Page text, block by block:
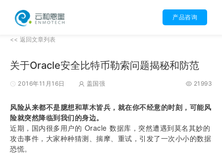
产品咨询
<< 返回文章列表
关于Oracle安全比特币勒索问题揭秘和防范
2016年11月16日 盖国强 21993
风险从来都不是臆想和草木皆兵，就在你不经意的时刻，可能风
险就突然降临到我们的身边。
近期，国内很多用户的 Oracle 数据库，突然遭遇到莫名其妙的
攻击事件，大家种种猜测、揣摩、重试，引发了一次小小的数据
恐慌。